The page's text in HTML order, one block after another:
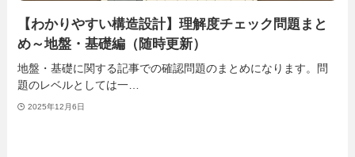
【わかりやすい構造設計】理解度チェック問題まと
め～地盤・基礎編（随時更新）
地盤・基礎に関する記事での確認問題のまとめになります。問
題のレベルとしては一…
2025年12月6日